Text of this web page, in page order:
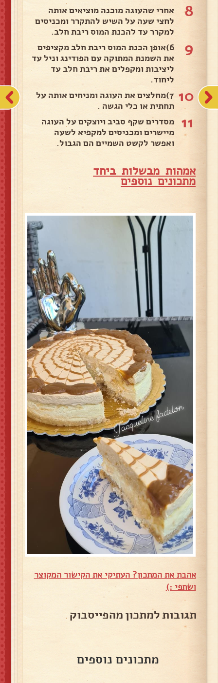
8
אחרי שהעוגה מוכנה מוציאים אותה
לחצי שעה על השיש להתקרר ומכניסים
למקרר עד להכנת המוס ריבת חלב.
9
6)אופן הכנת המוס ריבת חלב מקציפים
את השמנת המתוקה עם הפודינג וניל עד
ליציבות ומקפלים את ריבת חלב עד
ליחוד.
10
7)מחלצים את העוגה ומניחים אותה על
תחתית או כלי הגשה .
11
מסדרים שקף סביב ויוצקים על העוגה
מיישרים ומכניסים למקפיא לשעה
ואפשר לקשט השמיים הם הגבול.
אמהות מבשלות ביחד
מתכונים נוספים
אהבת את המתכון? העתיקי את הקישור המקוצר
ושתפי :)
תגובות למתכון מהפייסבוק
מתכונים נוספים